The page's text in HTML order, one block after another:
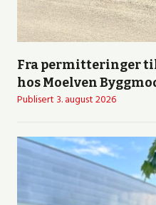
Fra permitteringer
hos Moelven
Publisert 3. august 2026